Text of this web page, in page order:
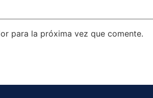
para la próxima vez que comente.